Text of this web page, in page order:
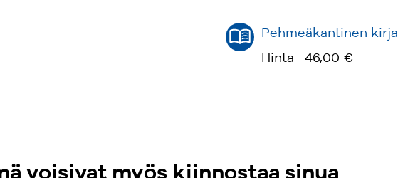
Pehmeäkantinen kirja
Hinta
46,00 €
voisivat myös kiinnostaa sinua